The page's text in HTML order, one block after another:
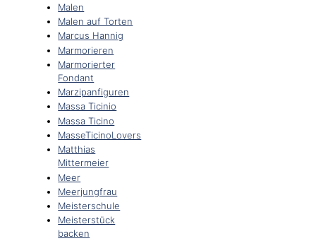
Malen
Malen auf Torten
Marcus Hannig
Marmorieren
Marmorierter
Fondant
Marzipanfiguren
Massa Ticinio
Massa Ticino
MasseTicinoLovers
Matthias
Mittermeier
Meer
Meerjungfrau
Meisterschule
Meisterstück
backen